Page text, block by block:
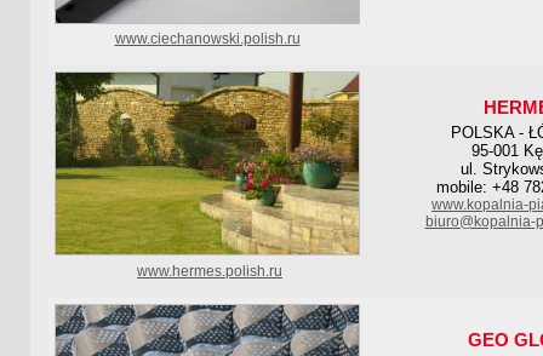
www.ciechanowski.polish.ru
POLSKA -
95-001
ul.
mobile: +48
www.kopalnia-
biuro@kopalnia-
www.hermes.polish.ru
GEO